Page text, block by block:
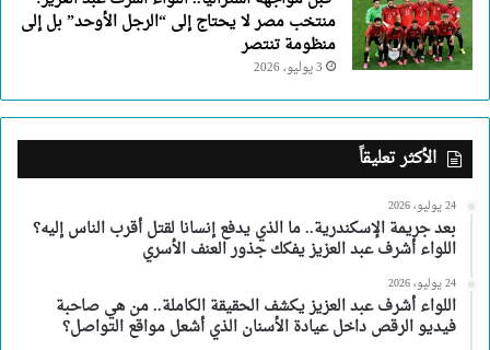
منتخب مصر لا يحتاج إلى “الرجل الأوحد” بل إلى
منظومة تنتصر
3 يوليو، 2026
الأكثر تعليقاً
24 يوليو، 2026
بعد جريمة الإسكندرية.. ما الذي يدفع إنسانا لقتل أقرب الناس إليه؟
اللواء أشرف عبد العزيز يفكك جذور العنف الأسري
24 يوليو، 2026
اللواء أشرف عبد العزيز يكشف الحقيقة الكاملة.. من هي صاحبة
فيديو الرقص داخل عيادة الأسنان الذي أشعل مواقع التواصل؟